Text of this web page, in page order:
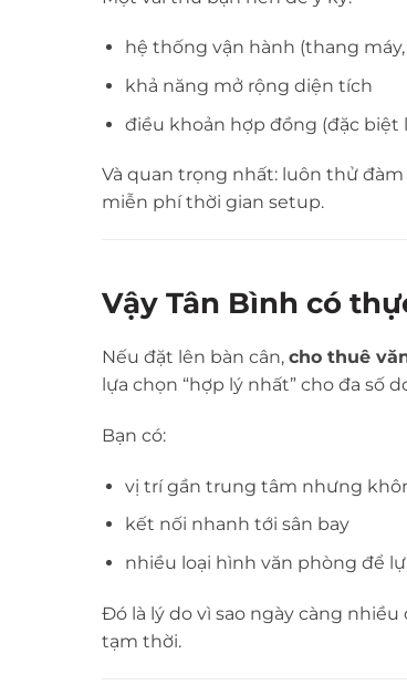
hệ thống vận hành (thang
khả năng mở rộng diện tích
điều khoản hợp đồng (đặc biệt
Và quan trọng nhất: luôn thử
miễn phí thời gian setup.
Vậy Tân Bình có
Nếu đặt lên bàn cân, cho thuê
lựa chọn “hợp lý nhất” cho đa số
Bạn có:
vị trí gần trung tâm nhưng
kết nối nhanh tới sân bay
nhiều loại hình văn phòng để
Đó là lý do vì sao ngày càng
tạm thời.